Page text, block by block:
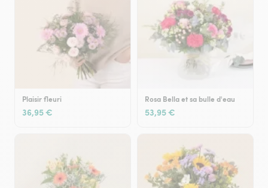
Plaisir fleuri
36,95 €
Rosa Bella et sa bulle d'eau
53,95 €